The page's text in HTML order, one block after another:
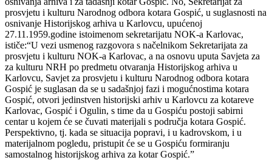
prosvjetu i kulturu Narodnog odbora kotara Gospić, u suglasnosti na
osnivanje Historijskog arhiva u Karlovcu, upućenoj
27.11.1959.godine istoimenom sekretarijatu NOK-a Karlovac,
ističe:“U vezi usmenog razgovora s načelnikom Sekretarijata za
prosvjetu i kulturu NOK-a Karlovac, a na osnovu uputa Savjeta za
za kulturu NRH po predmetu otvaranja Historijskog arhiva u
Karlovcu, Savjet za prosvjetu i kulturu Narodnog odbora kotara
Gospić je suglasan da se u sadašnjoj fazi i mogućnostima kotara
Gospić, otvori jedinstven historijski arhiv u Karlovcu za kotareve
Karlovac, Gospić i Ogulin, s time da u Gospiću postoji sabirni
centar u kojem će se čuvati materijali s područja kotara Gospić.
Perspektivno, tj. kada se situacija popravi, i u kadrovskom, i u
materijalnom pogledu, pristupit će se u Gospiću formiranju
samostalnog historijskog arhiva za kotar Gospić.”